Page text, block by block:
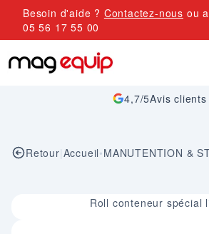
Allez au contenu
Besoin d'aide ? Contactez-nous ou
05 56 17 55 00
4,7/5Avis clients
Retour|Accueil•MANUTENTION &
Roll conteneur spécial